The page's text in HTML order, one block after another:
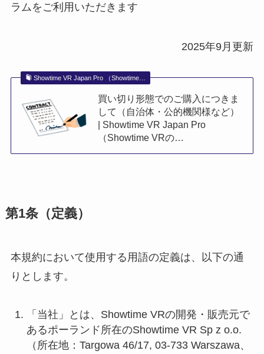
ラムをご利用いただきます
2025年9月更新
Showtime VR Japan Pro （Showtime…
買い切り形態でのご購入につきま
して（自治体・公的機関様など）
| Showtime VR Japan Pro
（Showtime VRの…
第1条（定義）
本規約において使用する用語の定義は、以下の通
りとします。
「当社」とは、Showtime VRの開発・販売元で
あるポーランド所在のShowtime VR Sp z o.o.
（所在地：Targowa 46/17, 03-733 Warszawa、